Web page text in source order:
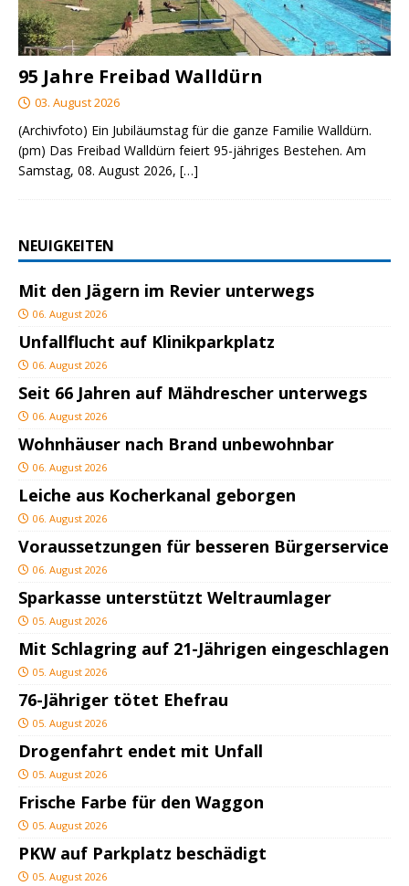
95 Jahre Freibad Walldürn
03. August 2026
(Archivfoto) Ein Jubiläumstag für die ganze Familie Walldürn.
(pm) Das Freibad Walldürn feiert 95-jähriges Bestehen. Am
Samstag, 08. August 2026, […]
NEUIGKEITEN
Mit den Jägern im Revier unterwegs
06. August 2026
Unfallflucht auf Klinikparkplatz
06. August 2026
Seit 66 Jahren auf Mähdrescher unterwegs
06. August 2026
Wohnhäuser nach Brand unbewohnbar
06. August 2026
Leiche aus Kocherkanal geborgen
06. August 2026
Voraussetzungen für besseren Bürgerservice
06. August 2026
Sparkasse unterstützt Weltraumlager
05. August 2026
Mit Schlagring auf 21-Jährigen eingeschlagen
05. August 2026
76-Jähriger tötet Ehefrau
05. August 2026
Drogenfahrt endet mit Unfall
05. August 2026
Frische Farbe für den Waggon
05. August 2026
PKW auf Parkplatz beschädigt
05. August 2026